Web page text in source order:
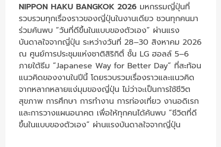
NIPPON HAKU BANGKOK 2026 มหกรรมญี่ปุ่นที่
รวบรวมทุกเรื่องราวของญี่ปุ่นในงานเดียว ชวนทุกคนมา
ร่วมค้นพบ “วันที่ดีขึ้นในแบบของตัวเอง” ผ่านแรง
บันดาลใจจากญี่ปุ่น ระหว่างวันที่ 28–30 สิงหาคม 2026
ณ ศูนย์การประชุมแห่งชาติสิริกิติ์ ชั้น LG ฮอลล์ 5–6
ภายใต้ธีม “Japanese Way for Better Day” ที่สะท้อน
แนวคิดของงานในปีนี้ โดยรวบรวมเรื่องราวและแนวคิด
จากหลากหลายแง่มุมของญี่ปุ่น ไม่ว่าจะเป็นการใช้ชีวิต
สุขภาพ การศึกษา การทำงาน การท่องเที่ยว งานอดิเรก
และการวางแผนอนาคต เพื่อให้ทุกคนได้ค้นพบ “ชีวิตที่ดี
ขึ้นในแบบของตัวเอง” ผ่านแรงบันดาลใจจากญี่ปุ่น